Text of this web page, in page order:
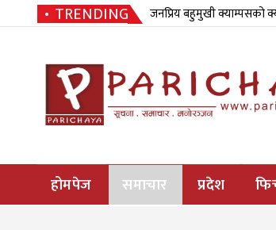
TRENDING जनप्रिय बहुमुखी क्याम्पसको
होमपेज समाचार प्रदेश